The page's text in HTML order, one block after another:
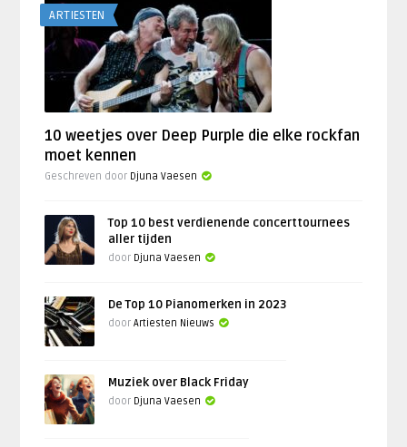
ARTIESTEN
10 weetjes over Deep Purple die elke rockfan
moet kennen
Geschreven door Djuna Vaesen
Top 10 best verdienende concerttournees
aller tijden
door Djuna Vaesen
De Top 10 Pianomerken in 2023
doorArtiesten Nieuws
Muziek over Black Friday
door Djuna Vaesen